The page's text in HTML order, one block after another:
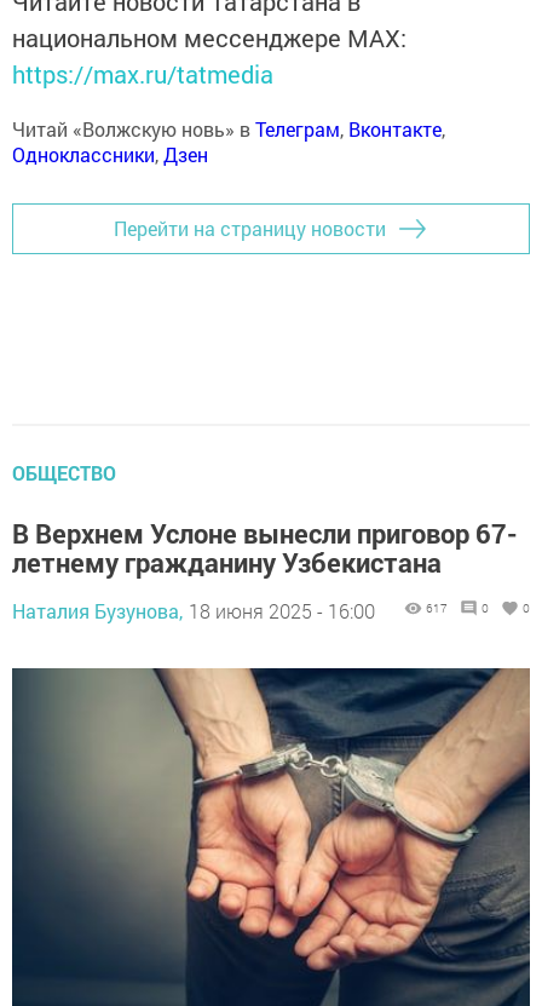
национальном мессенджере MАХ:
https://max.ru/tatmedia
Читай «Волжскую новь» вТелеграм, Вконтакте,
Одноклассники,Дзен
Перейти на страницу новости
ОБЩЕСТВО
В Верхнем Услоне вынесли приговор 67-
летнему гражданину Узбекистана
Наталия Бузунова, 18 июня 2025 - 16:00 617 0 0